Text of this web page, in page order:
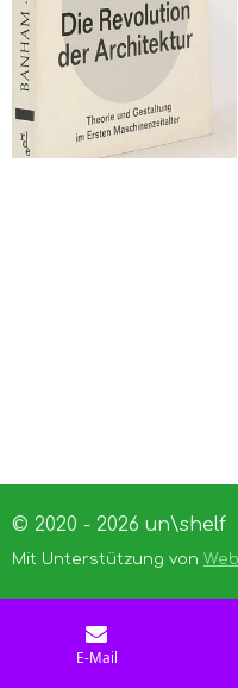
© 2020 - 2026 un\shelf
Mit Unterstützung von
E-Mail